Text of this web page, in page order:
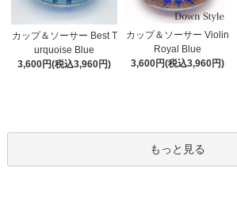
カップ＆ソーサー Best T
urquoise Blue
3,600円(税込3,960円)
カップ＆ソーサー Violin
Royal Blue
3,600円(税込3,960円)
もっと見る